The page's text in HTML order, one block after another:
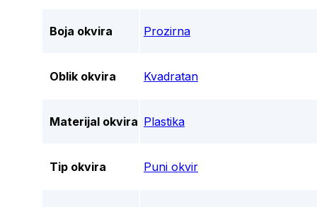
Boja okvira Prozirna
Oblik okvira Kvadratan
Materijal okvira Plastika
Tip okvira Puni okvir